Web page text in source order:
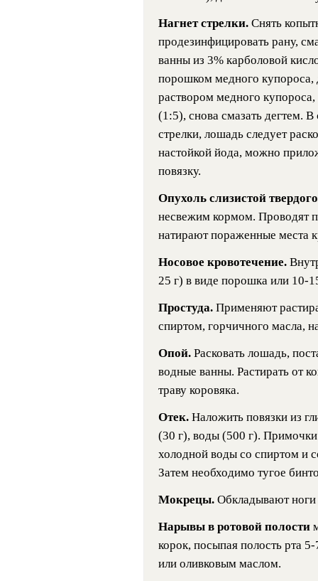
Нагнет стрелки. Снять
продезинфицировать рану,
ванны из 3% карболовой
порошком медного
раствором медного
(1:5), снова смазать дегтем. В
стрелки, лошадь следует
настойкой йода, можно
повязку.
Опухоль слизистой
несвежим кормом. Проводят
натирают пораженные места
Носовое кровотечение.
25 г) в виде порошка или 10-
Простуда. Применяют
спиртом, горчичного масла,
Опой. Расковать лошадь,
водные ванны. Растирать от
траву коровяка.
Отек. Наложить повязки из
(30 г), воды (500 г). Примочки
холодной воды со спиртом и
Затем необходимо тугое
Мокрецы. Обкладывают
Нарывы в ротовой полости
корок, посыпая полость рта
или оливковым маслом.